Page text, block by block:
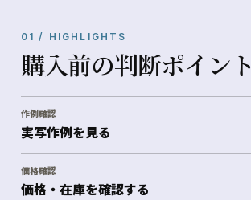
01 / HIGHLIGHTS
購入前の判断ポイント
作例確認
実写作例を見る
価格確認
価格・在庫を確認する